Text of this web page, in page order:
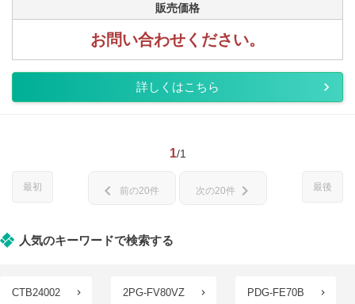
販売価格
お問い合わせください。
詳しくはこちら
1/1
最初 最後
chevron_left 前の20件 次の20件 chevron_right
人気のキーワードで検索する
CTB24002 2PG-FV80VZ PDG-FE70B